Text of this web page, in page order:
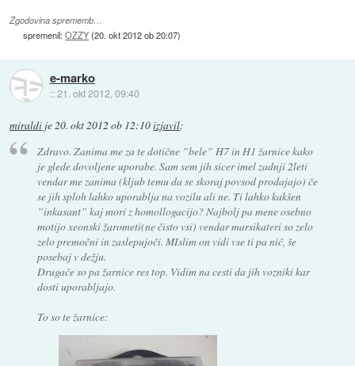
Zgodovina sprememb…
spremenil:OZZY(20. okt 2012 ob 20:07)
e-marko
::21. okt 2012, 09:40
miraldi je20. okt 2012 ob 12:10izjavil:
Zdravo. Zanima me za te dotične ”bele” H7 in H1 žarnice kako
je glede dovoljene uporabe. Sam sem jih sicer imel zadnji 2leti
vendar me zanima (kljub temu da se skoraj povsod prodajajo) če
se jih sploh lahko uporablja na vozilu ali ne. Ti lahko kakšen
”inkasant” kaj mori z homollogacijo? Najbolj pa mene osebno
motijo xeonski žarometi(ne čisto vsi) vendar marsikateri so zelo
zelo premočni in zaslepujoči. MIslim on vidi vse ti pa nič, še
posebaj v dežju.
Drugače so pa žarnice res top. Vidim na cesti da jih vozniki kar
dosti uporabljajo.
To so te žarnice: